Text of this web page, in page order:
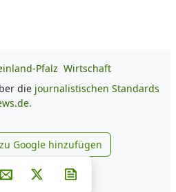
Pfalz Wirtschaft
die journalistischen Standards
news.de zu Google
Google hinzufügen
auf Facebook
Teilen auf Whatsapp
Teilen auf Telegram
auf Pinterest
Per E-Mail teilen
Post auf X